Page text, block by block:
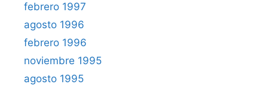
febrero 1997
agosto 1996
febrero 1996
noviembre 1995
agosto 1995